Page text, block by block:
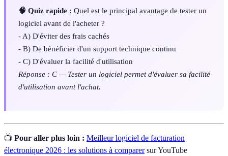
🧠 Quiz rapide : Quel est le principal avantage de tester un
logiciel avant de l'acheter ?
- A) D'éviter des frais cachés
- B) De bénéficier d'un support technique continu
- C) D'évaluer la facilité d'utilisation
Réponse : C — Tester un logiciel permet d'évaluer sa facilité
d'utilisation avant l'achat.
📺 Pour aller plus loin : Meilleur logiciel de facturation
électronique 2026 : les solutions à comparersur YouTube